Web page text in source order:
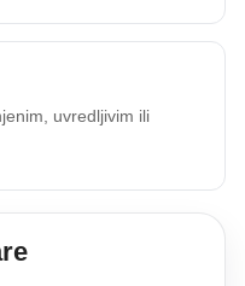
uvredljivim ili